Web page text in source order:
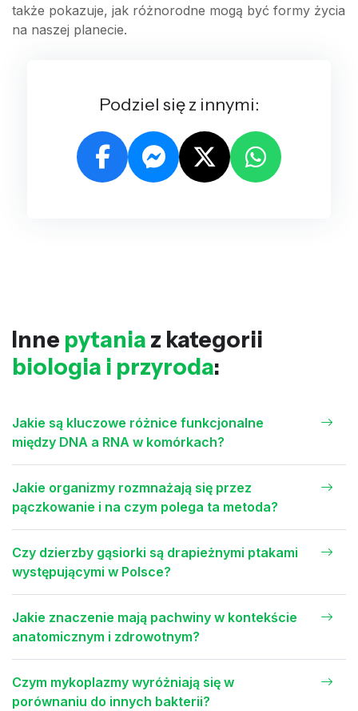
także pokazuje, jak różnorodne mogą być formy życia
na naszej planecie.
Podziel się z innymi:
Inne pytania z kategorii
biologia i przyroda:
Jakie są kluczowe różnice funkcjonalne
między DNA a RNA w komórkach?
Jakie organizmy rozmnażają się przez
pączkowanie i na czym polega ta metoda?
Czy dzierzby gąsiorki są drapieżnymi ptakami
występującymi w Polsce?
Jakie znaczenie mają pachwiny w kontekście
anatomicznym i zdrowotnym?
Czym mykoplazmy wyróżniają się w
porównaniu do innych bakterii?